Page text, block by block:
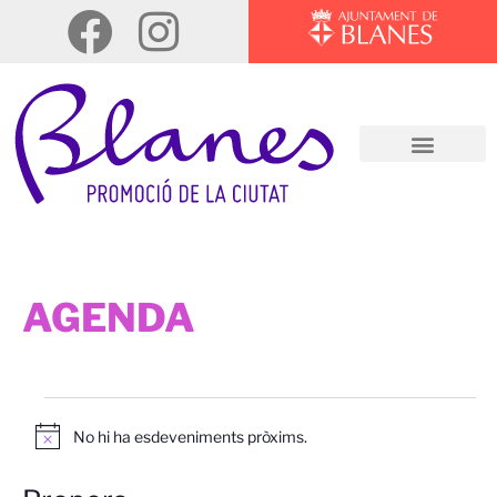
AGENDA
Avís No hi ha esdeveniments pròxims.